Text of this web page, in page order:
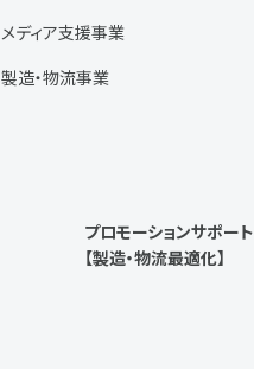
メディア支援事業
製造・物流事業
プロモーションサポート
【製造・物流最適化】